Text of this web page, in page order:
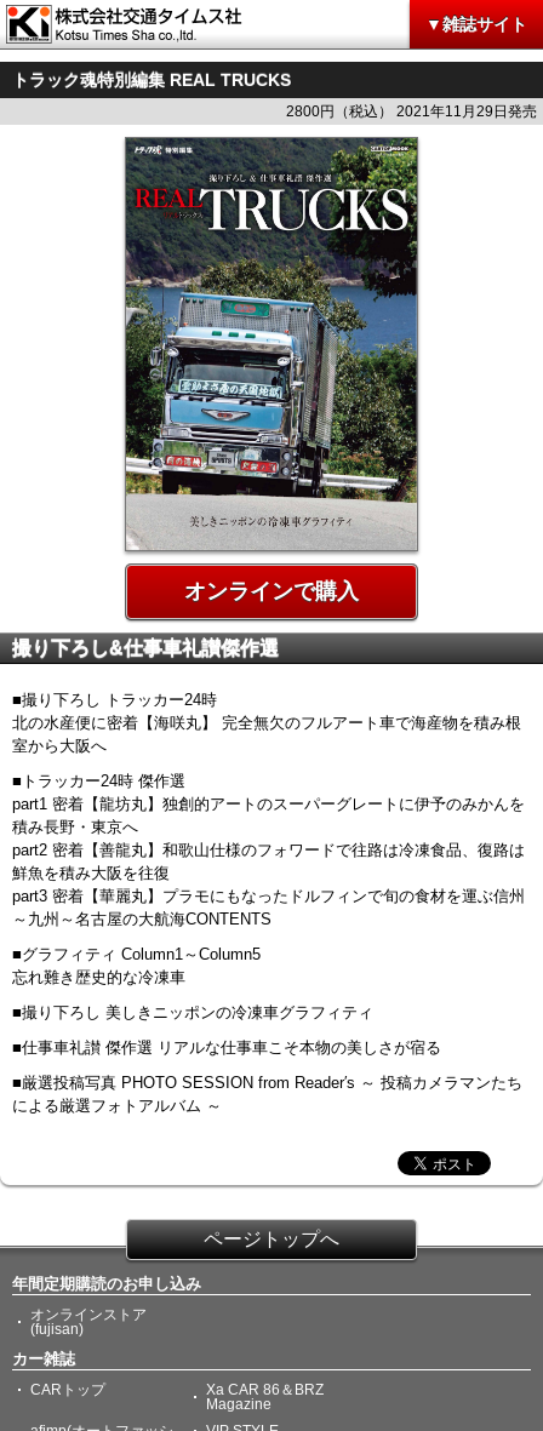
▼雑誌サイト
トラック魂特別編集 REAL TRUCKS
2800円（税込） 2021年11月29日発売
オンラインで購入
撮り下ろし&仕事車礼讃傑作選
■撮り下ろし トラッカー24時
北の水産便に密着【海咲丸】 完全無欠のフルアート車で海産物を積み根
室から大阪へ
■トラッカー24時 傑作選
part1 密着【龍坊丸】独創的アートのスーパーグレートに伊予のみかんを
積み長野・東京へ
part2 密着【善龍丸】和歌山仕様のフォワードで往路は冷凍食品、復路は
鮮魚を積み大阪を往復
part3 密着【華麗丸】プラモにもなったドルフィンで旬の食材を運ぶ信州
～九州～名古屋の大航海CONTENTS
■グラフィティ Column1～Column5
忘れ難き歴史的な冷凍車
■撮り下ろし 美しきニッポンの冷凍車グラフィティ
■仕事車礼讃 傑作選 リアルな仕事車こそ本物の美しさが宿る
■厳選投稿写真 PHOTO SESSION from Reader′s ～ 投稿カメラマンたち
による厳選フォトアルバム ～
ページトップへ
年間定期購読のお申し込み
オンラインストア
(fujisan)
カー雑誌
CARトップ
Xa CAR 86＆BRZ
Magazine